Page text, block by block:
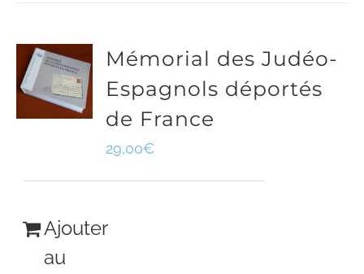
Mémorial des Judéo-
Espagnols déportés
de France
29,00€
Ajouter
au